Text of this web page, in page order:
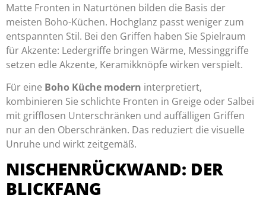
Matte Fronten in Naturtönen bilden die Basis der
meisten Boho-Küchen. Hochglanz passt weniger zum
entspannten Stil. Bei den Griffen haben Sie Spielraum
für Akzente: Ledergriffe bringen Wärme, Messinggriffe
setzen edle Akzente, Keramikknöpfe wirken verspielt.
Für eine Boho Küche modern interpretiert,
kombinieren Sie schlichte Fronten in Greige oder Salbei
mit grifflosen Unterschränken und auffälligen Griffen
nur an den Oberschränken. Das reduziert die visuelle
Unruhe und wirkt zeitgemäß.
NISCHENRÜCKWAND: DER
BLICKFANG